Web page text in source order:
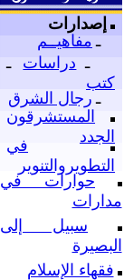
إصدارات
ـ مفاهيــم
ـ دراسات
ـ
كتب
ـ رجال الشرق
المستشرقون
الجدد
في
التطويروالتنوير
حوارات في
مدارات
سبيل إلى
البصيرة
فقهاء الإسلام